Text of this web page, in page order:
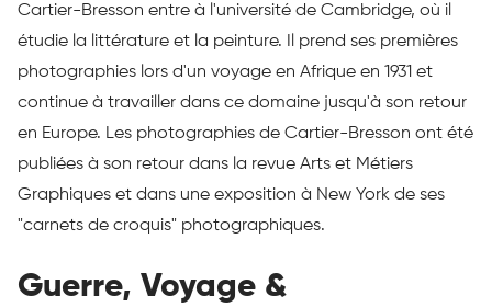
Cartier-Bresson entre à l'université de Cambridge, où il
étudie la littérature et la peinture. Il prend ses premières
photographies lors d'un voyage en Afrique en 1931 et
continue à travailler dans ce domaine jusqu'à son retour
en Europe. Les photographies de Cartier-Bresson ont été
publiées à son retour dans la revue Arts et Métiers
Graphiques et dans une exposition à New York de ses
"carnets de croquis" photographiques.
Guerre, Voyage &